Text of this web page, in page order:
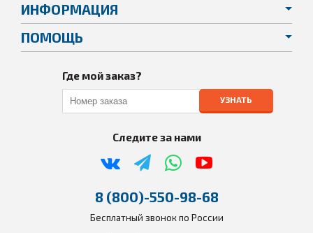
ИНФОРМАЦИЯ
ПОМОЩЬ
Где мой заказ?
УЗНАТЬ
Следите за нами
8 (800)-550-98-68
Бесплатный звонок по России